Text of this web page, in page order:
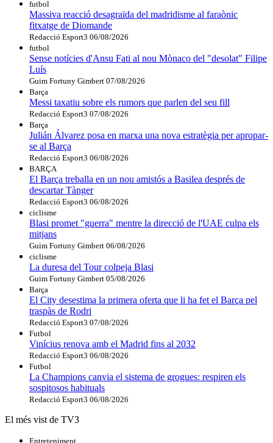
futbol
Massiva reacció desagraïda del madridisme al faraònic
fitxatge de Diomande
Redacció Esport3 06/08/2026
futbol
Sense notícies d'Ansu Fati al nou Mònaco del "desolat" Filipe
Luís
Guim Fortuny Gimbert 07/08/2026
Barça
Messi taxatiu sobre els rumors que parlen del seu fill
Redacció Esport3 07/08/2026
Barça
Julián Álvarez posa en marxa una nova estratègia per apropar-
se al Barça
Redacció Esport3 06/08/2026
BARÇA
El Barça treballa en un nou amistós a Basilea després de
descartar Tànger
Redacció Esport3 06/08/2026
ciclisme
Blasi promet "guerra" mentre la direcció de l'UAE culpa els
mitjans
Guim Fortuny Gimbert 06/08/2026
ciclisme
La duresa del Tour colpeja Blasi
Guim Fortuny Gimbert 05/08/2026
Barça
El City desestima la primera oferta que li ha fet el Barça pel
traspàs de Rodri
Redacció Esport3 07/08/2026
Futbol
Vinícius renova amb el Madrid fins al 2032
Redacció Esport3 06/08/2026
Futbol
La Champions canvia el sistema de grogues: respiren els
sospitosos habituals
Redacció Esport3 06/08/2026
El més vist de TV3
Entreteniment